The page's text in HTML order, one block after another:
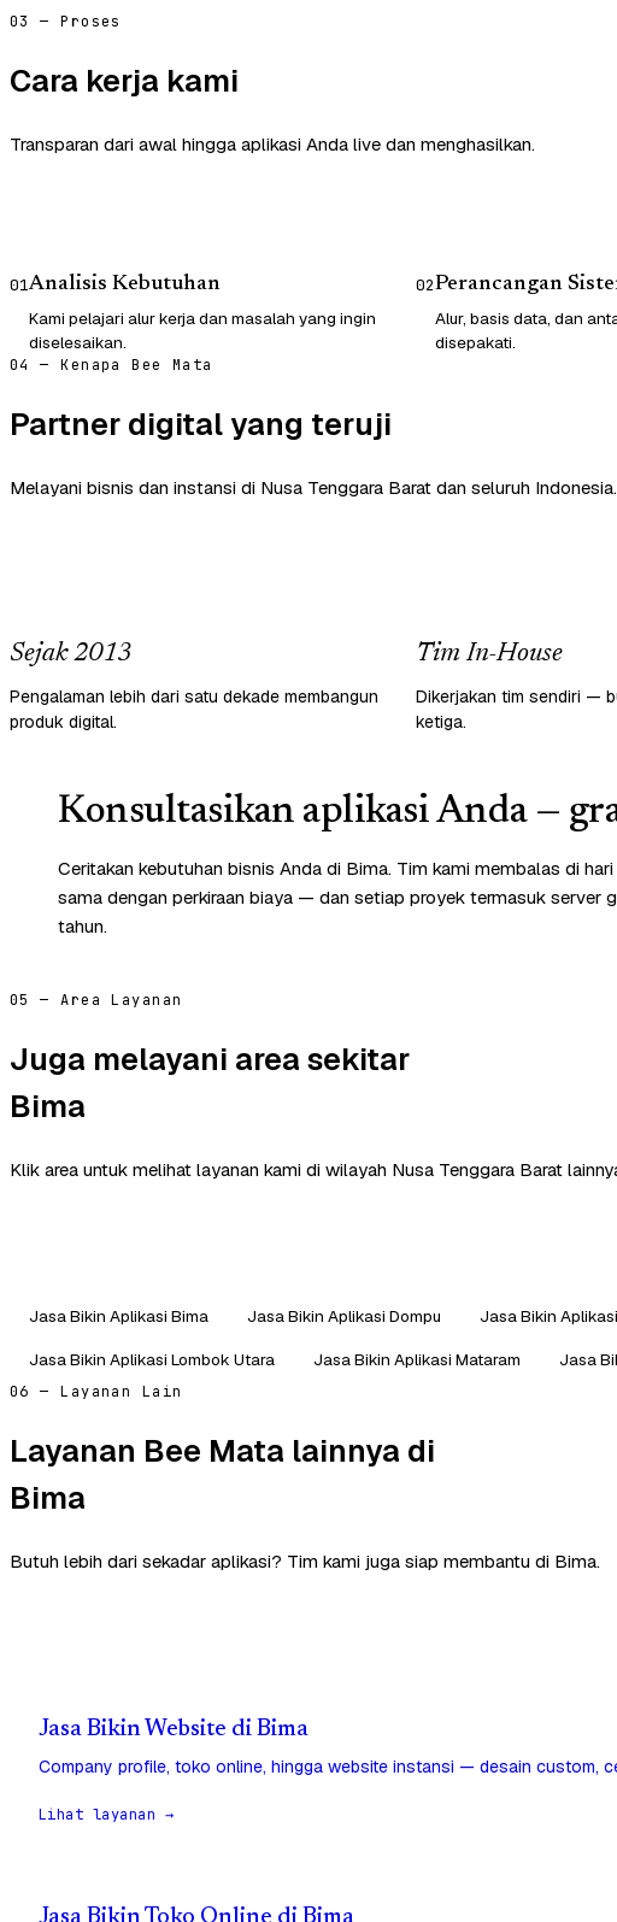
03 — Proses
Cara kerja kami
Transparan dari awal hingga aplikasi Anda live dan menghasilkan.
01Analisis Kebutuhan
Kami pelajari alur kerja dan masalah yang ingin
diselesaikan.
02Perancangan
Alur, basis data, dan
disepakati.
04 — Kenapa Bee Mata
Partner digital yang teruji
Melayani bisnis dan instansi di Nusa Tenggara Barat dan seluruh Indonesia.
Sejak 2013
Pengalaman lebih dari satu dekade membangun
produk digital.
Tim In-House
Dikerjakan tim sendiri —
ketiga.
Konsultasikan aplikasi Anda —
Ceritakan kebutuhan bisnis Anda di Bima. Tim kami membalas di
sama dengan perkiraan biaya — dan setiap proyek termasuk server
tahun.
05 — Area Layanan
Juga melayani area sekitar
Bima
Klik area untuk melihat layanan kami di wilayah Nusa Tenggara Barat
Jasa Bikin Aplikasi Bima Jasa Bikin Aplikasi Dompu Jasa Bikin
Jasa Bikin Aplikasi Lombok Utara
Jasa Bikin Aplikasi Mataram Jasa
06 — Layanan Lain
Layanan Bee Mata lainnya di
Bima
Butuh lebih dari sekadar aplikasi? Tim kami juga siap membantu di Bima.
Jasa Bikin Website di Bima
Company profile, toko online, hingga website instansi — desain custom,
Lihat layanan →